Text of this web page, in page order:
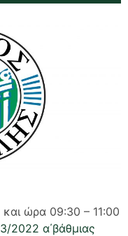
ώρα 09:30 – 11:00
2022 α΄βάθμιας